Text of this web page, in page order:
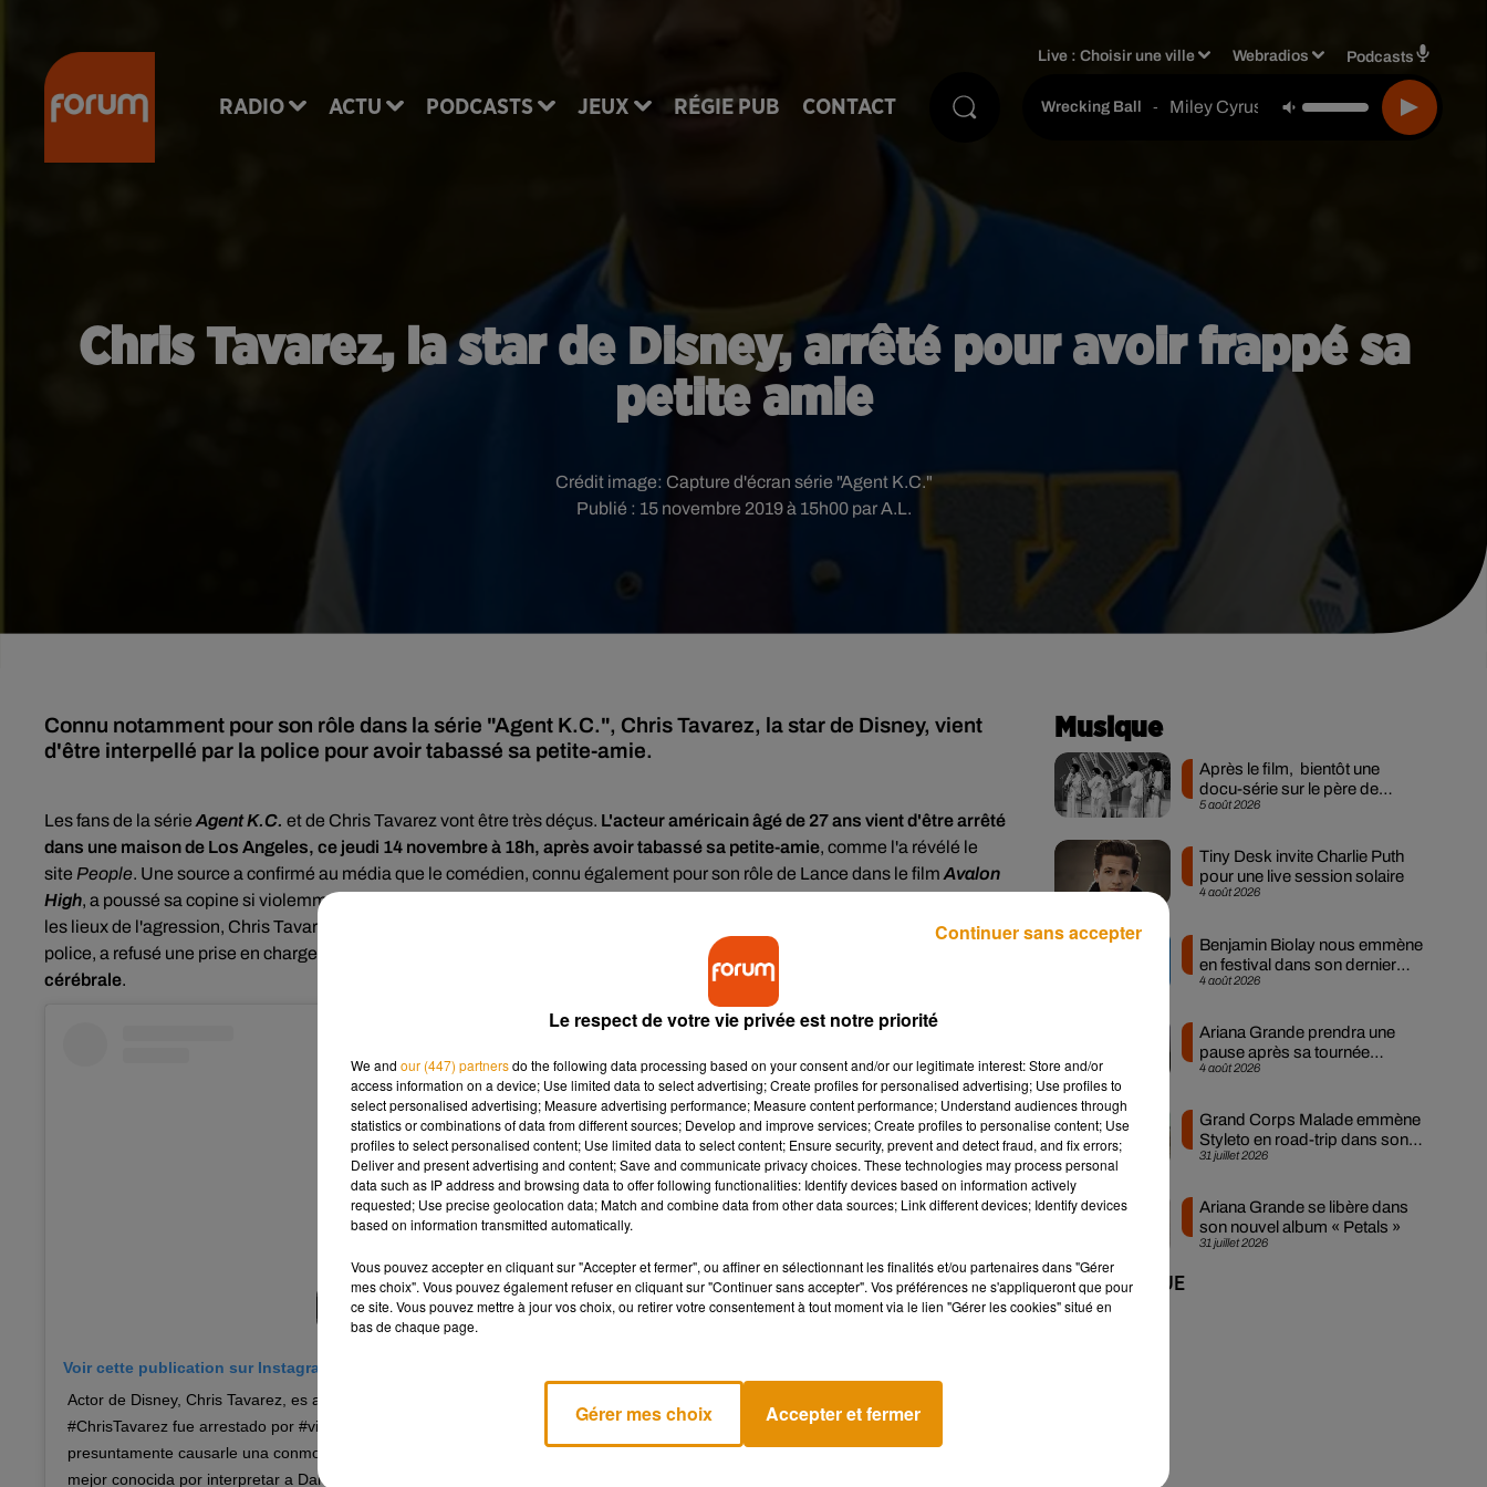
RADIO ACTU PODCASTS JEUX RÉGIE PUB CONTACT
Live :Choisir une ville Webradios Podcasts
Wrecking Ball - Miley Cyrus
Chris Tavarez, la star de Disney, arrêté pour avoir frappé sa
petite amie
Publié : 15 novembre 2019 à 15h00 par A.L.
Crédit image: Capture d'écran série "Agent K.C."
Connu notamment pour son rôle dans la série "Agent K.C.", Chris Tavarez, la star de Disney, vient
d'être interpellé par la police pour avoir tabassé sa petite-amie.
Les fans de la série Agent K.C. et de Chris Tavarez vont être très déçus. L'acteur américain âgé de 27 ans vient d'être arrêté
dans une maison de Los Angeles, ce jeudi 14 novembre à 18h, après avoir tabassé sa petite-amie, comme l'a révélé le
site People. Une source a confirmé au média que le comédien, connu également pour son rôle de Lance dans le film Avalon
High, a poussé sa copine si violemment que cette dernière s'est cognée la tête. Lorsque les forces de l'ordre sont arrivés sur
les lieux de l'agression, Chris Tavarez s'était barricadé. Sa petite-amie, dont les traces sur le corps étaient visibles selon la
police, a refusé une prise en charge médicale. Selon
la jeune femme serait néanmoins victime d'une commotion
cérébrale.
Voir cette publication sur Instagram
Actor de Disney, Chris Tavarez, es arrestado por violencia doméstica. El actor
#ChrisTavarez fue arrestado por #violencia doméstica, luego de
presuntamente causarle una conmoción cerebral a su novia. La estrella es
mejor conocida por interpretar a Darien, en el exitoso programa de Disney
Musique
5 août 2026
Après le film, bientôt une
docu-série sur le père de
Michael Jackson
4 août 2026
Tiny Desk invite Charlie Puth
pour une live session solaire
4 août 2026
Benjamin Biolay nous emmène
en festival dans son dernier
clip
4 août 2026
Ariana Grande prendra une
pause après sa tournée
mondiale
31 juillet 2026
Grand Corps Malade emmène
Styleto en road-trip dans son
nouveau clip
31 juillet 2026
Ariana Grande se libère dans
son nouvel album « Petals »
+ DE MUSIQUE
Le respect de votre vie privée est notre priorité
We and our (447) partnersdo the following data processing based on your consent and/or our legitimate interest: Store and/or
access information on a device; Use limited data to select advertising; Create profiles for personalised advertising; Use profiles to
select personalised advertising; Measure advertising performance; Measure content performance; Understand audiences through
statistics or combinations of data from different sources; Develop and improve services; Create profiles to personalise content; Use
profiles to select personalised content; Use limited data to select content; Ensure security, prevent and detect fraud, and fix errors;
Deliver and present advertising and content; Save and communicate privacy choices. These technologies may process personal
data such as IP address and browsing data to offer following functionalities: Identify devices based on information actively
requested; Use precise geolocation data; Match and combine data from other data sources; Link different devices; Identify devices
based on information transmitted automatically.
Vous pouvez accepter en cliquant sur "Accepter et fermer", ou affiner en sélectionnant les finalités et/ou partenaires dans "Gérer
mes choix". Vous pouvez également refuser en cliquant sur "Continuer sans accepter". Vos préférences ne s'appliqueront que pour
ce site. Vous pouvez mettre à jour vos choix, ou retirer votre consentement à tout moment via le lien "Gérer les cookies" situé en
bas de chaque page.
Gérer mes choix Accepter et fermer
Continuer sans accepter